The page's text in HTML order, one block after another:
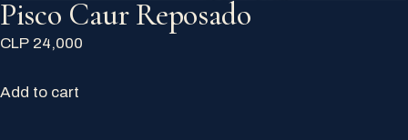
Pisco Caur Reposado
CLP 24,000
Add to cart